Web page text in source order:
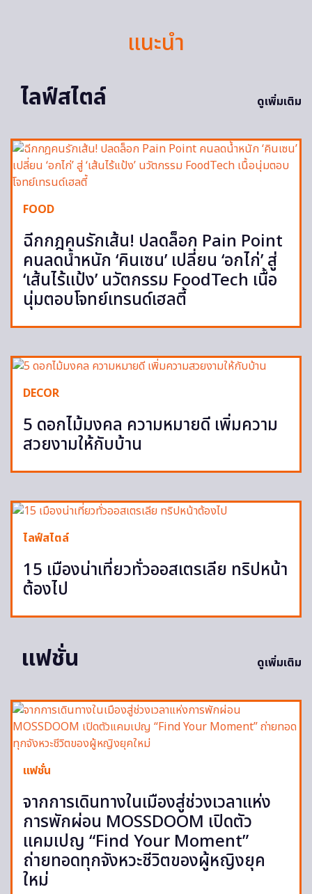
แนะนำ
ไลฟ์สไตล์
ดูเพิ่มเติม
FOOD
ฉีกกฎคนรักเส้น! ปลดล็อก Pain Point
คนลดน้ำหนัก ‘คินเซน’ เปลี่ยน ‘อกไก่’ สู่
‘เส้นไร้แป้ง’ นวัตกรรม FoodTech เนื้อ
นุ่มตอบโจทย์เทรนด์เฮลตี้
DECOR
5 ดอกไม้มงคล ความหมายดี เพิ่มความ
สวยงามให้กับบ้าน
ไลฟ์สไตล์
15 เมืองน่าเที่ยวทั่วออสเตรเลีย ทริปหน้า
ต้องไป
แฟชั่น ดูเพิ่มเติม
แฟชั่น
จากการเดินทางในเมืองสู่ช่วงเวลาแห่ง
การพักผ่อน MOSSDOOM เปิดตัว
แคมเปญ “Find Your Moment”
ถ่ายทอดทุกจังหวะชีวิตของผู้หญิงยุค
ใหม่